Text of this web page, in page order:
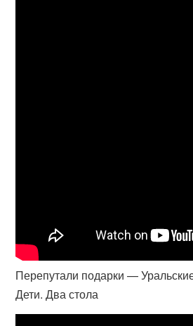
Перепутали подарки —
Дети. Два стола